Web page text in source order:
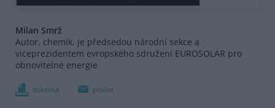
Milan Smrž
Autor, chemik, je předsedou národní sekce a
viceprezidentem evropského sdružení EUROSOLAR pro
obnovitelné energie
tisknout poslat